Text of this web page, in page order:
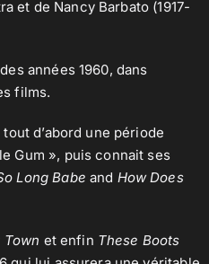
et de Nancy Barbato (1917-
années 1960, dans
films.
d’abord une période
Gum », puis connait ses
Long Babe and How Does
Town et enfin These Boots